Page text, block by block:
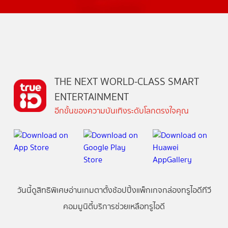
THE NEXT WORLD-CLASS SMART
ENTERTAINMENT
อีกขั้นของความบันเทิงระดับโลกตรงใจคุณ
วันนี้ดูสิทธิพิเศษอ่านเกมตาตั้งช้อปปิ้งแพ็กเกจกล่องทรูไอดีทีวี
คอมมูนิตี้บริการช่วยเหลือทรูไอดี